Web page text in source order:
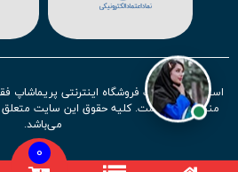
0
آث میلان میشه.
در ایران هملباس استقلال،لباس
ایرانتوجه زیادی بشون شده و تقریبا
کردیم.
لباس فوتبال بچه گانه با توجه به
استفاده از مطالب فروشگاه اینترنتی پریماشاپ
منبع بلامانع است. کلیه حقوق این سایت متعلق
می‌باشد.